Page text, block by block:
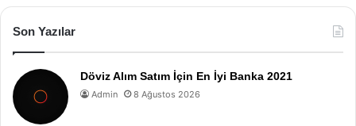
Son Yazılar
Döviz Alım Satım İçin En İyi Banka 2021
Admin 8 Ağustos 2026